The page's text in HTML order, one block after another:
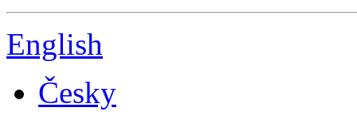
English
Česky